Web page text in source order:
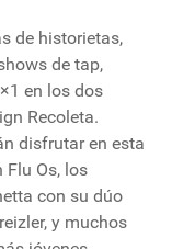
de historietas,
de tap,
en los dos
Recoleta.
disfrutar en esta
Flu Os, los
con su dúo
y muchos